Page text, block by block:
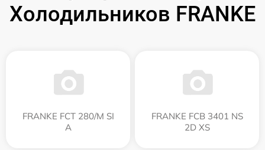
Холодильников FRANKE
FRANKE FCT 280/M SI
A
FRANKE FCB 3401 NS
2D XS